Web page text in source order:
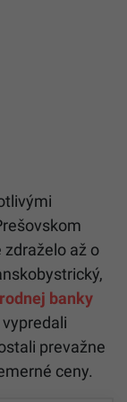
až o
banky
prevažne
ceny.